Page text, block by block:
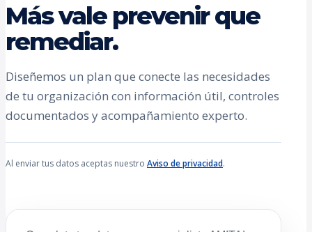
Más vale prevenir que
remediar.
Diseñemos un plan que conecte las necesidades
de tu organización con información útil, controles
documentados y acompañamiento experto.
Al enviar tus datos aceptas nuestro Aviso de privacidad.